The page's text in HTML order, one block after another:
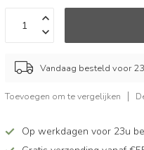
Vandaag besteld voor
Toevoegen om te vergelijken
Op werkdagen voor 23u